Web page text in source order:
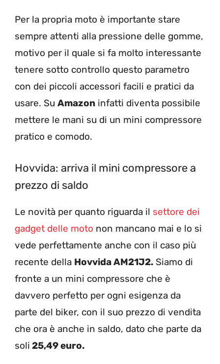
Per la propria moto è importante stare
sempre attenti alla pressione delle gomme,
motivo per il quale si fa molto interessante
tenere sotto controllo questo parametro
con dei piccoli accessori facili e pratici da
usare. Su Amazon infatti diventa possibile
mettere le mani su di un mini compressore
pratico e comodo.
Hovvida: arriva il mini compressore a
prezzo di saldo
Le novità per quanto riguarda il settore dei
gadget delle moto non mancano mai e lo si
vede perfettamente anche con il caso più
recente della Hovvida AM21J2. Siamo di
fronte a un mini compressore che è
davvero perfetto per ogni esigenza da
parte del biker, con il suo prezzo di vendita
che ora è anche in saldo, dato che parte da
soli 25,49 euro.